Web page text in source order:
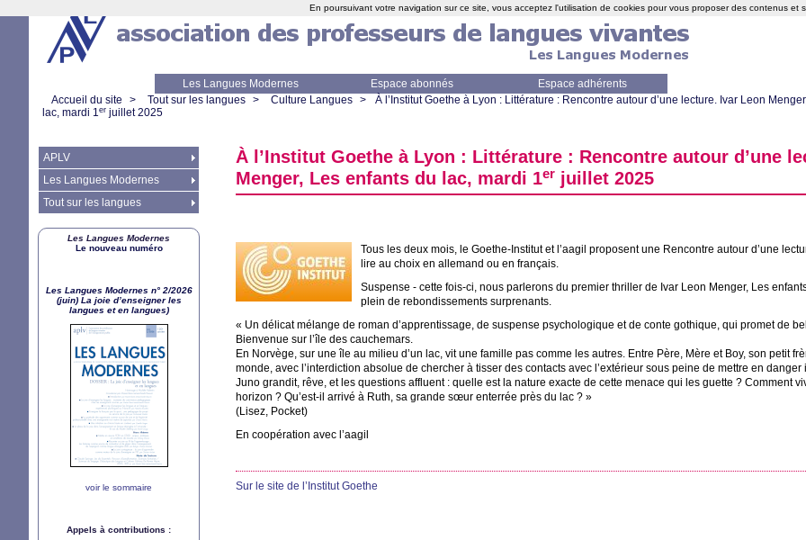
Les Langues Modernes Espace abonnés
Espace adhérents
Accueil du site > Tout sur les langues > Culture Langues >
À l’Institut Goethe à Lyon : Littérature : Rencontre autour d’une lecture. Ivar Leon
lac, mardi 1er juillet 2025
À l’Institut Goethe à Lyon : Littérature : Rencontre autour d’une
Menger, Les enfants du lac, mardi 1er juillet 2025
Tous les deux mois, le Goethe-Institut et l’aagil proposent une Rencontre autour d’une
lire au choix en allemand ou en français.
Suspense - cette fois-ci, nous parlerons du premier thriller de Ivar Leon Menger, Les
plein de rebondissements surprenants.
« Un délicat mélange de roman d’apprentissage, de suspense psychologique et de conte gothique, qui promet de
Bienvenue sur l’île des cauchemars.
En Norvège, sur une île au milieu d’un lac, vit une famille pas comme les autres. Entre Père, Mère et Boy, son petit
monde, avec l’interdiction absolue de chercher à tisser des contacts avec l’extérieur sous peine de mettre en
Juno grandit, rêve, et les questions affluent : quelle est la nature exacte de cette menace qui les guette ? Comment
horizon ? Qu’est-il arrivé à Ruth, sa grande sœur enterrée près du lac ? »
(Lisez, Pocket)
En coopération avec l’aagil
Sur le site de l’Institut Goethe
APLV
Les Langues Modernes
Tout sur les langues
Les Langues Modernes
Le nouveau numéro
Les Langues Modernes n° 2/2026
(juin) La joie d’enseigner les
langues et en langues)
voir le sommaire
Appels à contributions :
En poursuivant votre navigation sur ce site, vous acceptez l'utilisation de cookies pour vous proposer des contenus et